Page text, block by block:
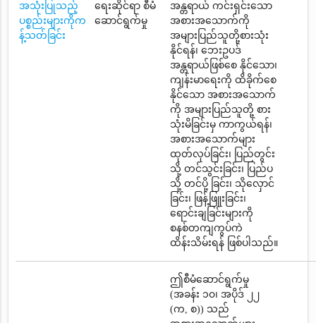
အသုံးပြုသည့်
ပစ္စည်းများကိုက
န့်သတ်ခြင်း
ရေးဆိုင်ရာ စီမံ
ဆောင်ရွက်မှု
အန္တရာယ် ကင်းရှင်းသော
အစားအသောက်ကို
အများပြည်သူတို့စားသုံး
နိုင်ရန်၊ ဘေးဥပဒ်
အန္တရာယ်ဖြစ်စေ နိုင်သော၊
ကျန်းမာရေးကို ထိခိုက်စေ
နိုင်သော အစားအသောက်
ကို အများပြည်သူတို့ စား
သုံးမိခြင်းမှ ကာကွယ်ရန်၊
အစားအသောက်များ
ထုတ်လုပ်ခြင်း၊ ပြည်တွင်း
သို့ တင်သွင်းခြင်း၊ ပြည်ပ
သို့ တင်ပို့ ခြင်း၊ သိုလှောင်
ခြင်း၊ ဖြန့်ဖြူးခြင်း၊
ရောင်းချခြင်းများကို
စနစ်တကျကွပ်ကဲ
ထိန်းသိမ်းရန် ဖြစ်ပါသည်။
ဤစီမံဆောင်ရွက်မှု
(အခန်း ၁၀၊ အပိုဒ် ၂၂
(က, စ)) သည်